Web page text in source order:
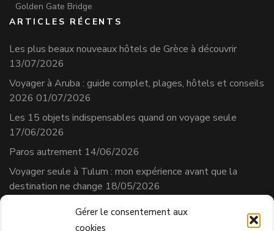
Gérer le consentement aux
cookies
Golden Gate Bridge
ARTICLES RÉCENTS
Les plus beaux nouveaux hôtels de Grèce à découvrir
13/07/2026
Voyager à Aruba : guide complet, plages, hôtels et conseils
2026 01/07/2026
Les 15 objets indispensables quand on voyage seule
17/06/2026
Paros autrement 14/06/2026
Voyager seule à Tulum : mon expérience avant que la
destination ne change 18/05/2026